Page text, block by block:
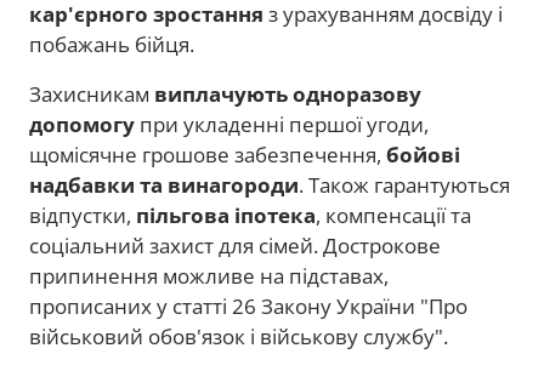
кар'єрного зростання з урахуванням досвіду і
побажань бійця.
Захисникам виплачують одноразову
допомогу при укладенні першої угоди,
щомісячне грошове забезпечення, бойові
надбавки та винагороди. Також гарантуються
відпустки, пільгова іпотека, компенсації та
соціальний захист для сімей. Дострокове
припинення можливе на підставах,
прописаних у статті 26 Закону України "Про
військовий обов'язок і військову службу".